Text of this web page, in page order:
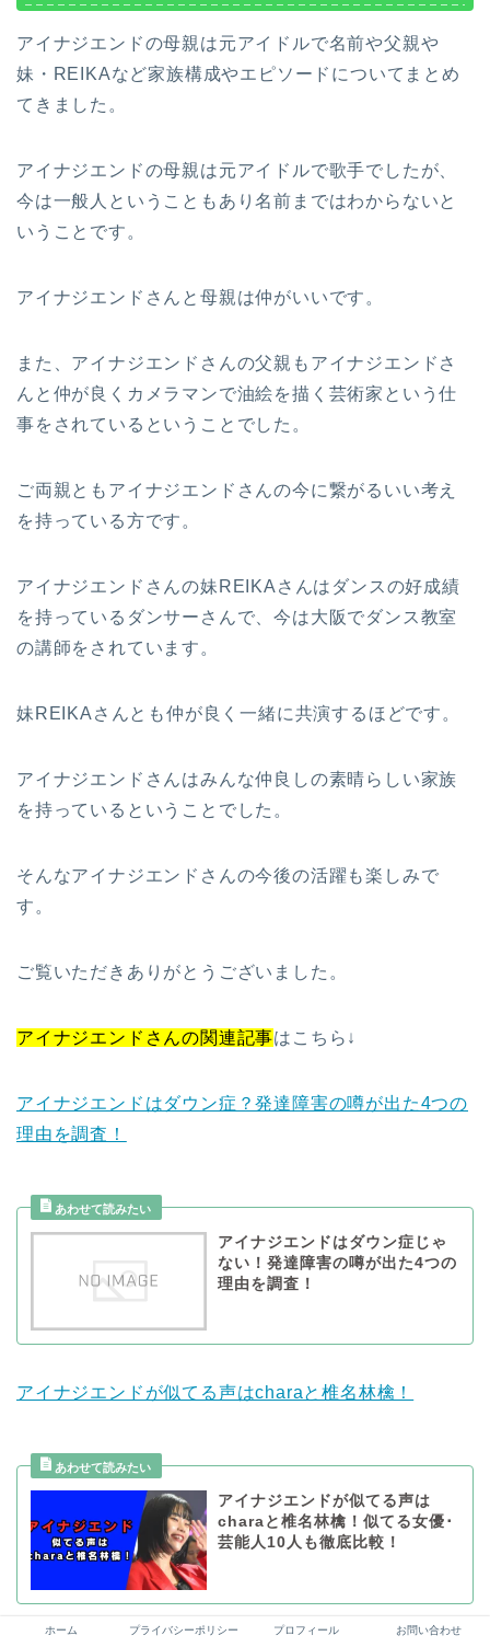
アイナジエンドの母親は元アイドルで名前や父親や
妹・REIKAなど家族構成やエピソードについてまとめ
てきました。
アイナジエンドの母親は元アイドルで歌手でしたが、
今は一般人ということもあり名前まではわからないと
いうことです。
アイナジエンドさんと母親は仲がいいです。
また、アイナジエンドさんの父親もアイナジエンドさ
んと仲が良くカメラマンで油絵を描く芸術家という仕
事をされているということでした。
ご両親ともアイナジエンドさんの今に繋がるいい考え
を持っている方です。
アイナジエンドさんの妹REIKAさんはダンスの好成績
を持っているダンサーさんで、今は大阪でダンス教室
の講師をされています。
妹REIKAさんとも仲が良く一緒に共演するほどです。
アイナジエンドさんはみんな仲良しの素晴らしい家族
を持っているということでした。
そんなアイナジエンドさんの今後の活躍も楽しみで
す。
ご覧いただきありがとうございました。
アイナジエンドさんの関連記事はこちら↓
アイナジエンドはダウン症？発達障害の噂が出た4つの
理由を調査！
アイナジエンドはダウン症じゃ
ない！発達障害の噂が出た4つの
理由を調査！
アイナジエンドが似てる声はcharaと椎名林檎！
アイナジエンドが似てる声は
charaと椎名林檎！似てる女優･
芸能人10人も徹底比較！
ホーム プライバシーポリシー プロフィール お問い合わせ